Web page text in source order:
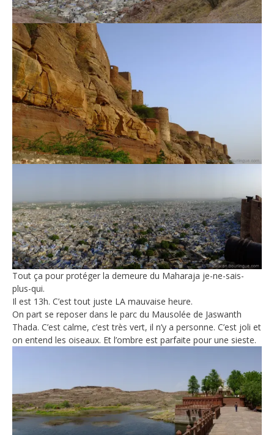
Tout ça pour protéger la demeure du Maharaja je-ne-sais-
plus-qui.
Il est 13h. C’est tout juste LA mauvaise heure.
On part se reposer dans le parc du Mausolée de Jaswanth
Thada. C’est calme, c’est très vert, il n’y a personne. C’est joli et
on entend les oiseaux. Et l’ombre est parfaite pour une sieste.